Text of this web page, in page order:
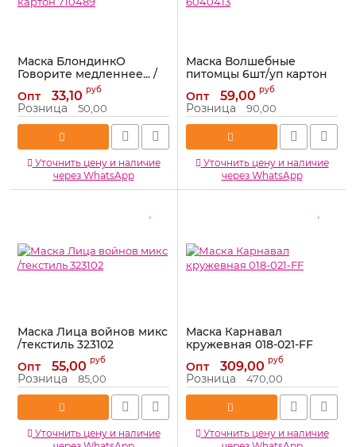
Маска БлондинкО
Говорите медленнее... /
картон 710489
Артикул: 710489
Опт 33,10 руб
Розница 50,00
Уточнить цену и наличие
через WhatsApp
Маска Волшебные
питомцы 6шт/уп картон
Артикул: 6040413
Опт 59,00 руб
Розница 90,00
Уточнить цену и наличие
через WhatsApp
Маска Лица войнов микс
/текстиль 323102
Артикул: 323102
Опт 55,00 руб
Розница 85,00
Уточнить цену и наличие
Маска Карнавал
кружевная 018-021-FF
Артикул: 018-021-FF
Опт 309,00 руб
Розница 470,00
Уточнить цену и наличие